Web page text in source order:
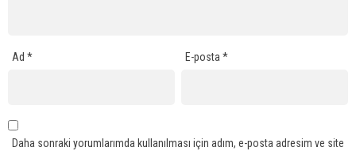
Ad * E-posta*
Daha sonraki yorumlarımda kullanılması için adım, e-posta adresim ve site